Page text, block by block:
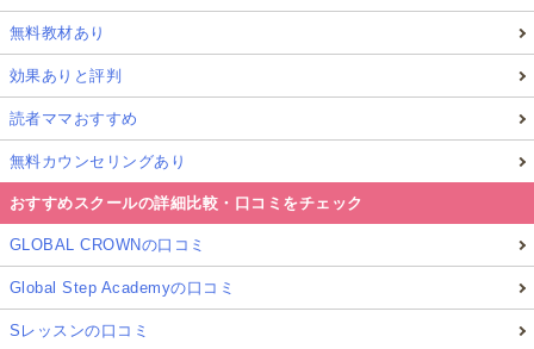
無料教材あり
効果ありと評判
読者ママおすすめ
無料カウンセリングあり
おすすめスクールの詳細比較・口コミをチェック
GLOBAL CROWNの口コミ
Global Step Academyの口コミ
Sレッスンの口コミ